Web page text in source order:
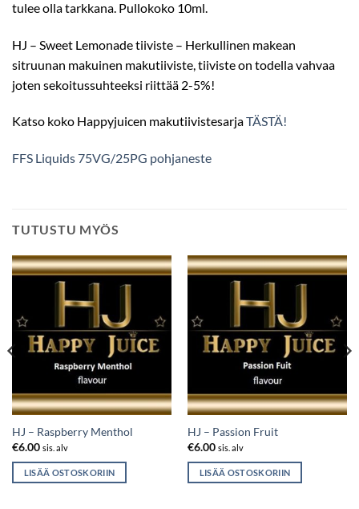
tulee olla tarkkana. Pullokoko 10ml.
HJ – Sweet Lemonade tiiviste – Herkullinen makean
sitruunan makuinen makutiiviste, tiiviste on todella vahvaa
joten sekoitussuhteeksi riittää 2-5%!
Katso koko Happyjuicen makutiivistesarjaTÄSTÄ!
FFS Liquids 75VG/25PG pohjaneste
TUTUSTU MYÖS
HJ – Raspberry Menthol
€6.00 sis. alv
LISÄÄ OSTOSKORIIN
HJ – Passion Fruit
€6.00 sis. alv
LISÄÄ OSTOSKORIIN